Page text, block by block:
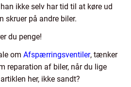
ikke selv har tid til at køre ud
skruer på andre biler.
du penge!
om Afspærringsventiler, tænker
reparation af biler, når du lige
her, ikke sandt?